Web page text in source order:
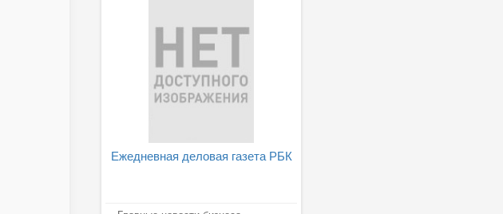
Ежедневная деловая газета РБК